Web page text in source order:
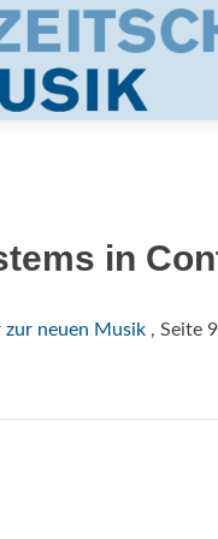
in
zur neuen Musik , Seite